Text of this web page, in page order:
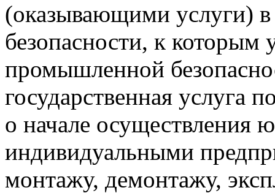
(оказывающими услуги)
безопасности, к которым
промышленной
государственная услуга
о начале осуществления
индивидуальными
монтажу, демонтажу,